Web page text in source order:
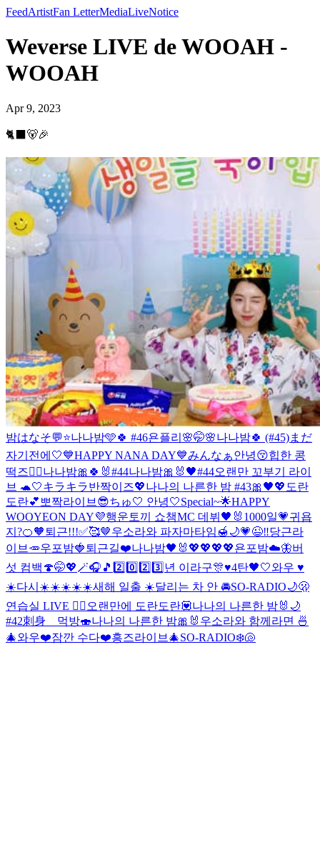
FeedArtistFan LetterMediaLiveNotice
Weverse LIVE de WOOAH -
WOOAH
Apr 9, 2023
🐈‍⬛🐻🎉
밤はなそ💬⭐️나나밤🩵🍀 #46욘플리🌸🤭🌸나나밤🍀 (#45)まだ
자기전에🤍💙HAPPY NANA DAY💙みんなぁ안녕😚힙한 콩
떡즈✌🏻나나밤🎀🍀🐰#44나나밤🎀🐰🖤#44오랜만 꼬부기 라이
브 🐢🤍キラキラ반짝이즈💖나나의 나른한 밤 #43🎀🖤💖 도란
도란💕 뽀짝라이브😎ちゅ🤍 안녕🤍Special~🌟HAPPY
WOOYEON DAY💜행운토끼 쇼챔MC 데뷔🖤🐰 1000일💗귀욥
지?🍊🧡퇴근!!!✅🥰🤎우소라와 파자마타임🍯🌙💗😉‼️당근라
이브🥕우포밤🍓퇴근길❤️나나밤🖤🐰 💖💖💖💖욘포밤☁️🦋버
섯 컴백🍄🤭💖🪄🎧🎵 2️⃣0️⃣2️⃣3️⃣년 이라구🎊♥️4탄🖤🤍와우 ♥️
☀️다시☀️☀️☀️☀️☀️새해 일출 ☀️달리는 차 안 🚘SO-RADIO🌙🫢
연습실 LIVE ❤️‍🔥 오랜만에 도란도란💟나나의 나른한 밤🐰🌙
#42刺身 먹방🍣나나의 나른한 밤🎀🐰 우소라와 함께라면 🍜
🎄와우❤️잠깐 수다❤️흥즈라이브🎄SO-RADIO❄️🐚